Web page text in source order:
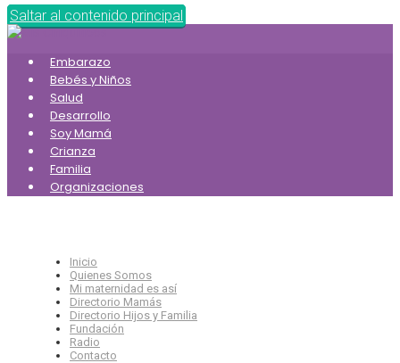
Saltar al contenido principal
Embarazo
Bebés y Niños
Salud
Desarrollo
Soy Mamá
Crianza
Familia
Organizaciones
Inicio
Quienes Somos
Mi maternidad es así
Directorio Mamás
Directorio Hijos y Familia
Fundación
Radio
Contacto